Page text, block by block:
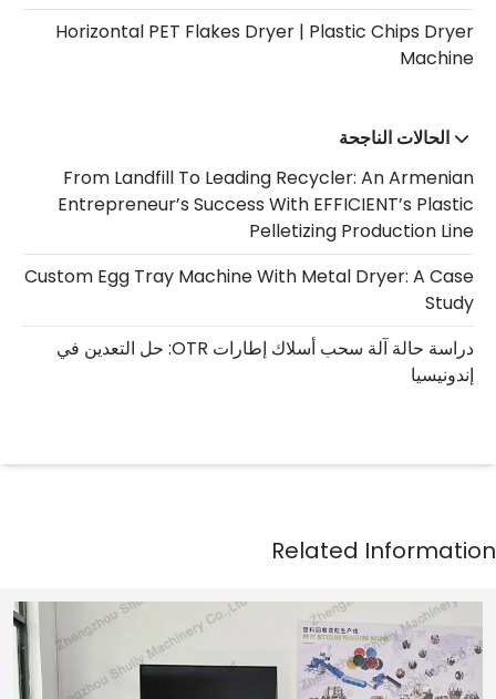
Horizontal PET Flakes Dryer | Plastic Chips Dryer
Machine
الحالات الناجحة
From Landfill To Leading Recycler: An Armenian
Entrepreneur’s Success With EFFICIENT’s Plastic
Pelletizing Production Line
Custom Egg Tray Machine With Metal Dryer: A Case
Study
دراسة حالة آلة سحب أسلاك إطارات OTR: حل التعدين في
إندونيسيا